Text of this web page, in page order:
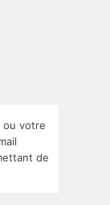
ou votre
de